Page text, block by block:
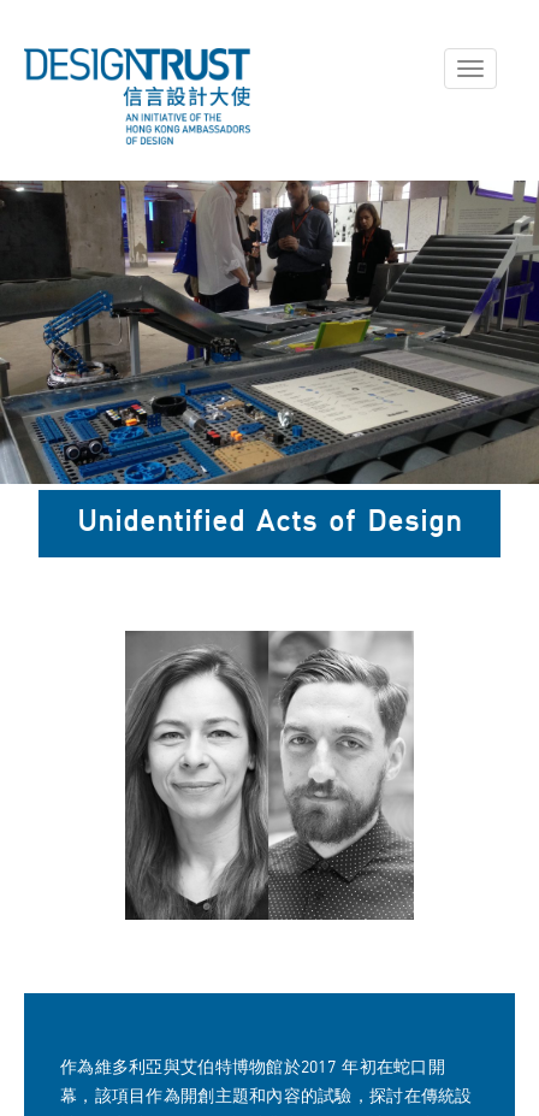
Toggle
Unidentified Acts of Design
於深圳一家麵粉廠進行實地考
察。圖片由維多利亞和阿爾伯特
博物館提供。
作為維多利亞與艾伯特博物館於2017 年初在蛇口開
幕，該項目作為開創主題和內容的試驗，探討在傳統設